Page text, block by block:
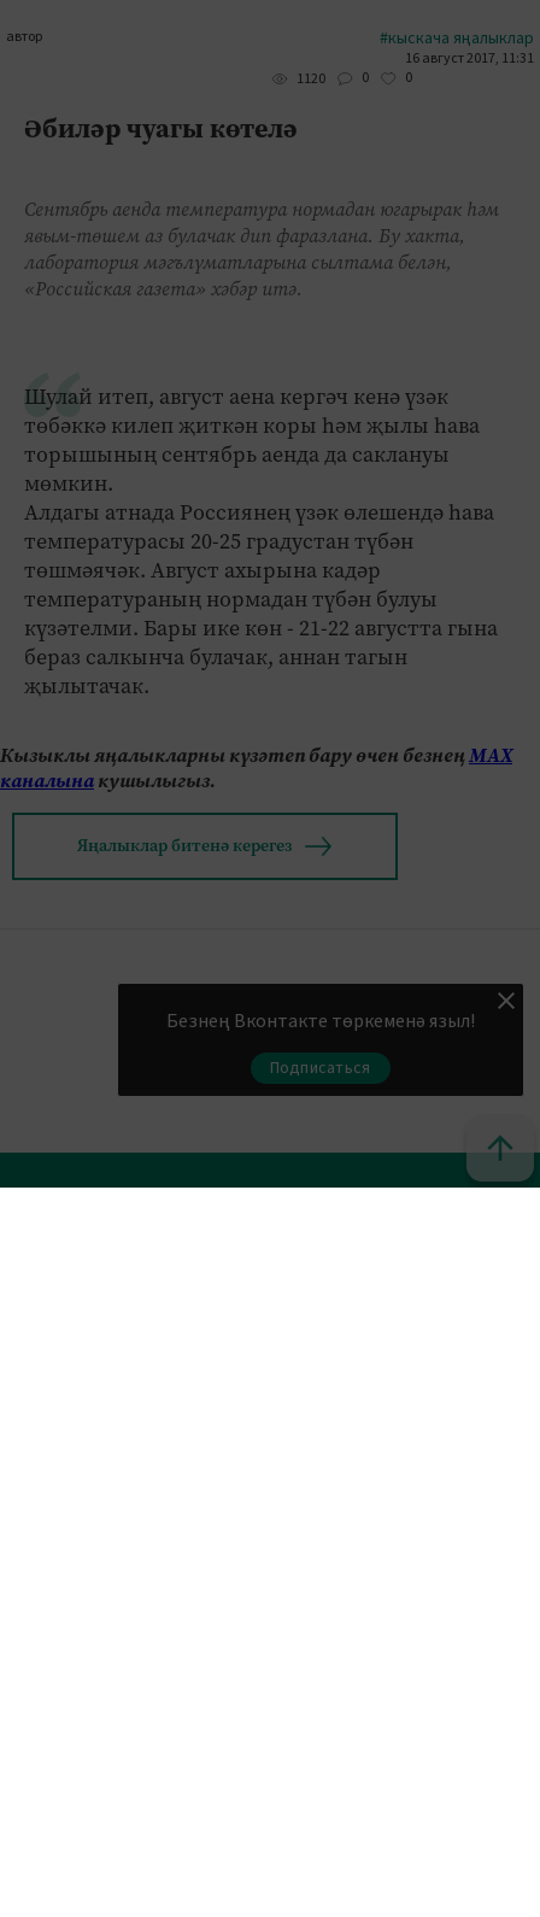
автор #кыскача яңалыклар
16 август 2017, 11:31
1120
0 0
Әбиләр чуагы көтелә
Сентябрь аенда температура нормадан югарырак һәм
явым-төшем аз булачак дип фаразлана. Бу хакта,
лаборатория мәгълүматларына сылтама белән,
«Российская газета» хәбәр итә.
Шулай итеп, август аена кергәч кенә үзәк
төбәккә килеп җиткән коры һәм җылы һава
торышының сентябрь аенда да саклануы
мөмкин.
Алдагы атнада Россиянең үзәк өлешендә һава
температурасы 20-25 градустан түбән
төшмәячәк. Август ахырына кадәр
температураның нормадан түбән булуы
күзәтелми. Бары ике көн - 21-22 августта гына
бераз салкынча булачак, аннан тагын
җылытачак.
Кызыклы яңалыкларны күзәтеп бару өчен безнеңМАХ
каналынакушылыгыз.
Яңалыклар битенә керегез
Безнең Вконтакте төркеменә языл!
Подписаться